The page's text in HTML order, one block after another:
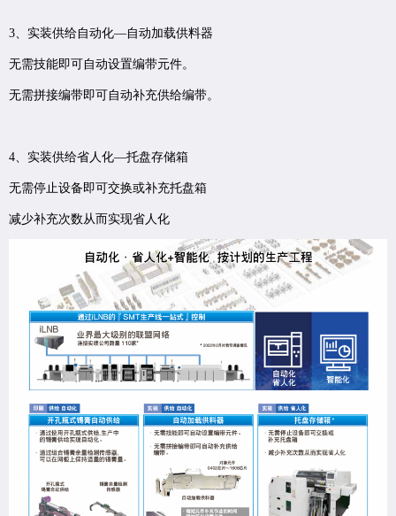
3、实装供给自动化—自动加载供料器
无需技能即可自动设置编带元件。
无需拼接编带即可自动补充供给编带。
4、实装供给省人化—托盘存储箱
无需停止设备即可交换或补充托盘箱
减少补充次数从而实现省人化